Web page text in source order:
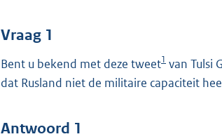
Vraag 1
Bent u bekend met deze tweet1 van Tulsi
dat Rusland niet de militaire capaciteit
Antwoord 1